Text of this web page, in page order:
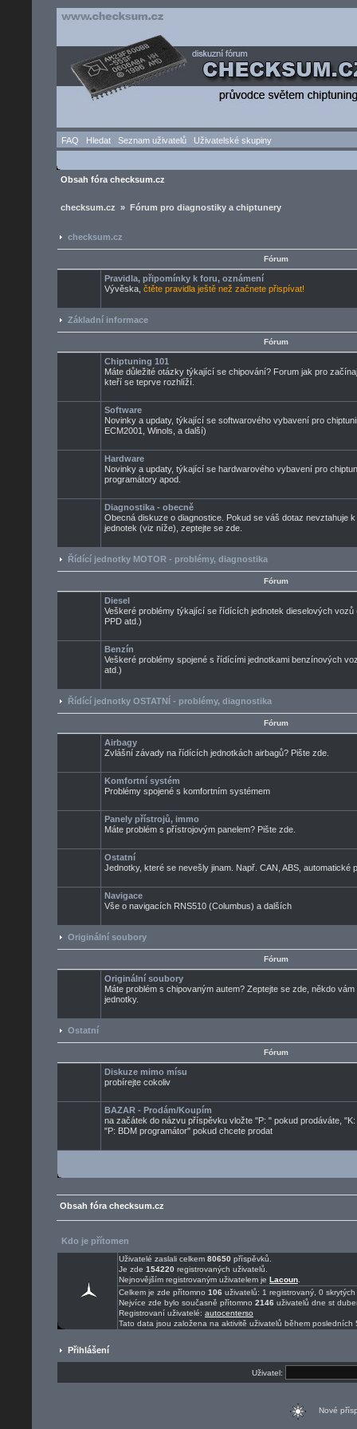
FAQ Hledat Seznam uživatelů Uživatelské skupiny
Obsah fóra checksum.cz
checksum.cz » Fórum pro diagnostiky a chiptunery
checksum.cz
Fórum
Pravidla, připomínky k foru, oznámení
Vývěska, čtěte pravidla ještě než začnete přispívat!
Základní informace
Fórum
Chiptuning 101
Máte důležité otázky týkající se chipování? Forum jak pro
kteří se teprve rozhlíží.
Software
Novinky a updaty, týkající se softwarového vybavení pro
ECM2001, Winols, a další)
Hardware
Novinky a updaty, týkající se hardwarového vybavení pro
programátory apod.
Diagnostika - obecně
Obecná diskuze o diagnostice. Pokud se váš dotaz nevztahuje
jednotek (viz níže), zeptejte se zde.
Řídící jednotky MOTOR - problémy, diagnostika
Fórum
Diesel
Veškeré problémy týkající se řídících jednotek dieselových vozů
PPD atd.)
Benzín
Veškeré problémy spojené s řídícími jednotkami benzínových
atd.)
Řídící jednotky OSTATNÍ - problémy, diagnostika
Fórum
Airbagy
Zvlášní závady na řídících jednotkách airbagů? Pište zde.
Komfortní systém
Problémy spojené s komfortním systémem
Panely přístrojů, immo
Máte problém s přístrojovým panelem? Pište zde.
Ostatní
Jednotky, které se nevešly jinam. Např. CAN, ABS, automatické
Navigace
Vše o navigacích RNS510 (Columbus) a dalších
Originální soubory
Fórum
Originální soubory
Máte problém s chipovaným autem? Zeptejte se zde, někdo
jednotky.
Ostatní
Fórum
Diskuze mimo mísu
probírejte cokoliv
BAZAR - Prodám/Koupím
na začátek do názvu příspěvku vložte "P: " pokud prodáváte,
"P: BDM programátor" pokud chcete prodat
Obsah fóra checksum.cz
Kdo je přítomen
Uživatelé zaslali celkem 80650 příspěvků.
Je zde 154220 registrovaných uživatelů.
Nejnovějším registrovaným uživatelem je Lacoun
Celkem je zde přítomno 106 uživatelů: 1 registrovaný, 0
Nejvíce zde bylo současně přítomno 2146 uživatelů dne st
Registrovaní uživatelé: autocenterso
Tato data jsou založena na aktivitě uživatelů během posledních
Přihlášení
Uživatel:
Nové